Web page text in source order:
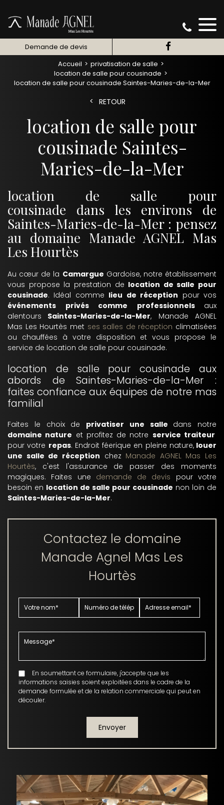
Demande de devis
Accueil
privatisation de salle
location de salle pour cousinade
location de salle pour cousinade Saintes-Maries-de-la-Mer
RETOUR
location de salle pour
cousinade Saintes-
Maries-de-la-Mer
location de salle pour
cousinade dans les environs de
Saintes-Maries-de-la-Mer : pensez
au domaine Manade AGNEL Mas
Les Hourtès
Au cœur de la Camargue Gardoise, notre établissement
vous propose la prestation de location de salle pour
cousinade. Idéal comme lieu de réception pour vos
événements privés comme professionnels aux
alentours Saintes-Maries-de-la-Mer, Manade AGNEL
Mas Les Hourtès met ses salles de réception climatisées
ou chauffées à votre disposition et vous propose le
service de location de salle pour cousinade.
location de salle pour cousinade aux
abords de Saintes-Maries-de-la-Mer :
faites confiance aux équipes de notre mas
familial
Faites le choix de privatiser une salle dans notre
domaine nature et profitez de notre service traiteur
pour votre repas. Endroit féerique en pleine nature,louer
une salle de réception chez Manade AGNEL Mas Les
Hourtès, c'est l'assurance de passer des moments
magiques. Faites une demande de devis pour votre
besoin en location de salle pour cousinade non loin de
Saintes-Maries-de-la-Mer.
Contactez le domaine
Manade Agnel Mas Les
Hourtès
En soumettant ce formulaire, j'accepte que les
informations saisies soient exploitées dans le cadre de la
demande formulée et de la relation commerciale qui peut en
découler.